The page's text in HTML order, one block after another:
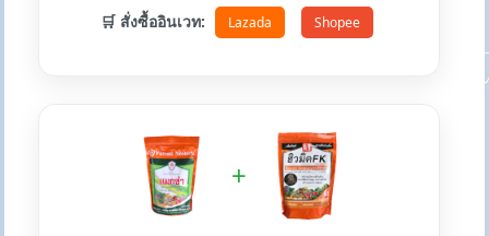
🛒 สั่งซื้ออินเวท: Lazada Shopee
+